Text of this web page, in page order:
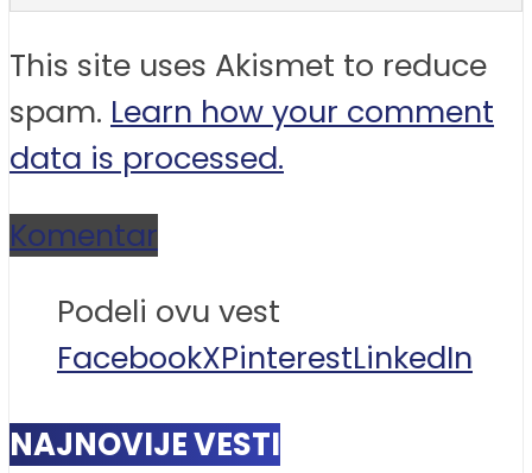
This site uses Akismet to reduce
spam. Learn how your comment
data is processed.
Komentar
Podeli ovu vest
FacebookXPinterestLinkedIn
NAJNOVIJE VESTI